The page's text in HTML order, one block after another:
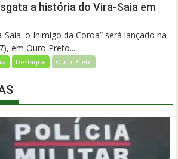
a história do Vira-Saia em
Saia: o Inimigo da Coroa” será lançado na
em Ouro Preto....
Destaque Ouro Preto